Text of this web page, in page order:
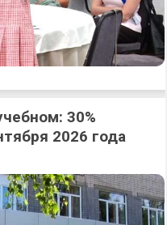
30%
2026 года